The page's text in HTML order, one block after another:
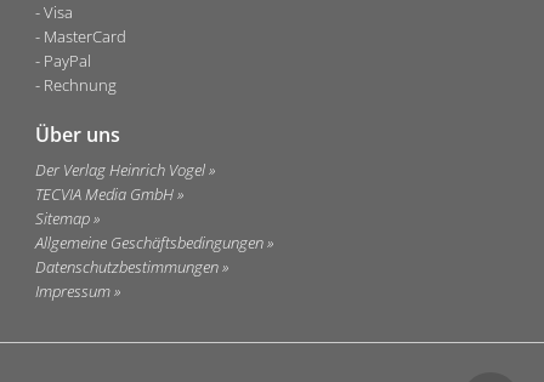
Visa
MasterCard
PayPal
Rechnung
Über uns
Der Verlag Heinrich Vogel
TECVIA Media GmbH
Sitemap
Allgemeine Geschäftsbedingungen
Datenschutzbestimmungen
Impressum